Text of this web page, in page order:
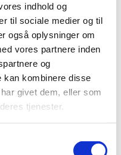
indhold og
til sociale medier og til
også oplysninger om
vores partnere inden
og
kan kombinere disse
givet dem, eller som
tjenester.
ved sognepræst